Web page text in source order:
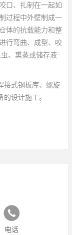
口、扎制在一起如
过程中外壁制成一
体的抗载能力和整
行弯曲、成型、咬
、熏蒸或储存液
接式钢板库、螺旋
设计施工。
电话